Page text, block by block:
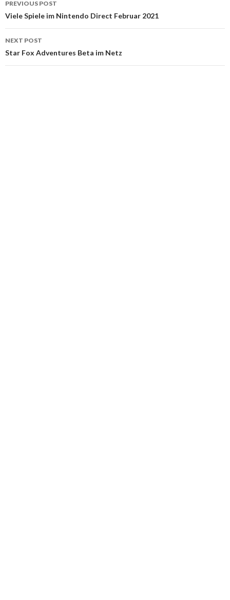
navigation
PREVIOUS POST
Viele Spiele im Nintendo Direct Februar 2021
NEXT POST
Star Fox Adventures Beta im Netz